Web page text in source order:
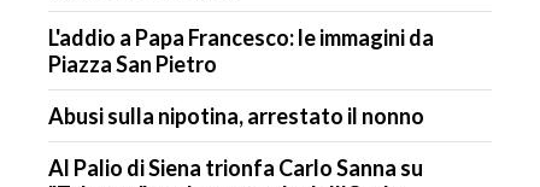
L'addio a Papa Francesco: le immagini da
Piazza San Pietro
Abusi sulla nipotina, arrestato il nonno
Al Palio di Siena trionfa Carlo Sanna su